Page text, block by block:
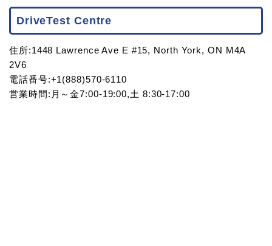
DriveTest Centre
住所:1448 Lawrence Ave E #15, North York, ON M4A
2V6
電話番号:+1(888)570-6110
営業時間:月～金7:00-19:00,土 8:30-17:00